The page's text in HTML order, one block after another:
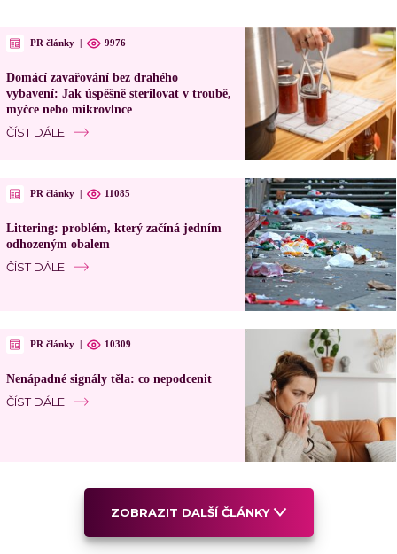
PR články | 9976
Domácí zavařování bez drahého
vybavení: Jak úspěšně sterilovat v troubě,
myčce nebo mikrovlnce
ČÍST DÁLE
PR články | 11085
Littering: problém, který začíná jedním
odhozeným obalem
ČÍST DÁLE
PR články | 10309
Nenápadné signály těla: co nepodcenit
ČÍST DÁLE
ZOBRAZIT DALŠÍ ČLÁNKY